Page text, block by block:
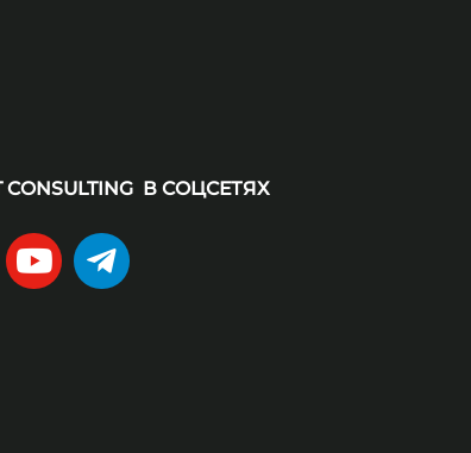
CONSULTING В СОЦСЕТЯХ